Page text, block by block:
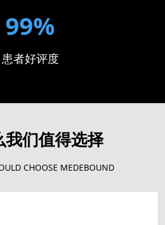
99%
患者好评度
我们值得选择
CHOOSE MEDEBOUND